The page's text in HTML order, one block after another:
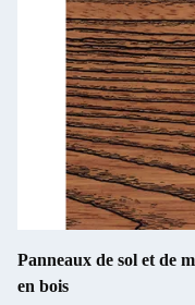
Panneaux de sol et de
en bois